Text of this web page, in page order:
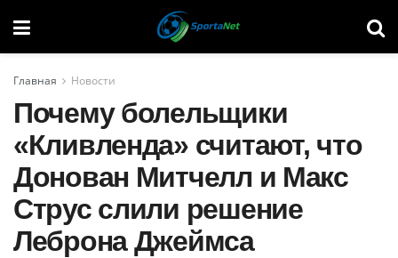
Главная Новости
Почему болельщики
«Кливленда» считают, что
Донован Митчелл и Макс
Струс слили решение
Леброна Джеймса